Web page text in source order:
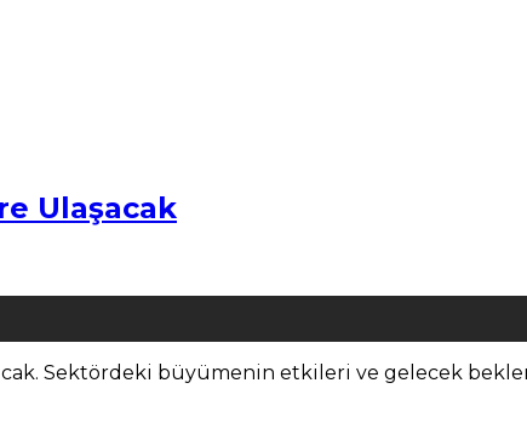
Ulaşacak
Sektördeki büyümenin etkileri ve gelecek